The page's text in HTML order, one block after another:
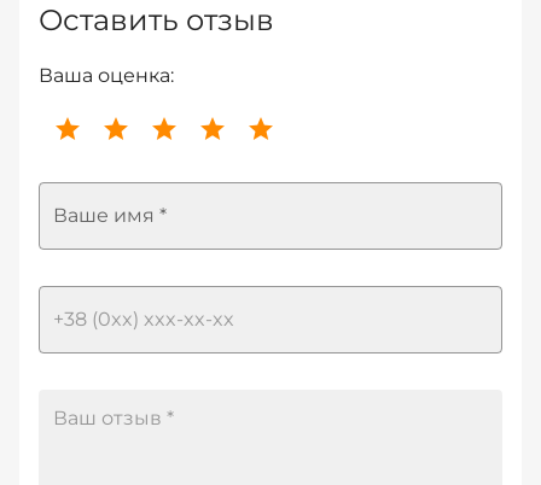
Оставить отзыв
Ваша оценка:
Ваше имя *